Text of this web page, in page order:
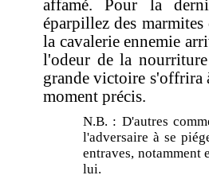
affamé. Pour la
éparpillez des
la cavalerie ennemie
l'odeur de la
grande victoire s'offrira
moment précis.
N.B. : D'autres
l'adversaire à se
entraves, notamment
lui.